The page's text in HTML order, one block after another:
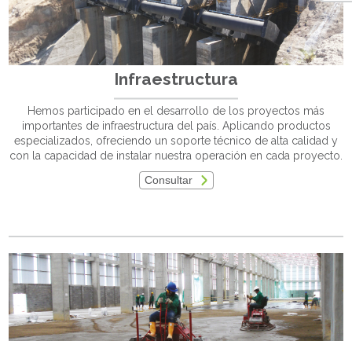
Infraestructura
Hemos participado en el desarrollo de los proyectos más
importantes de infraestructura del país. Aplicando productos
especializados, ofreciendo un soporte técnico de alta calidad y
con la capacidad de instalar nuestra operación en cada proyecto.
Consultar